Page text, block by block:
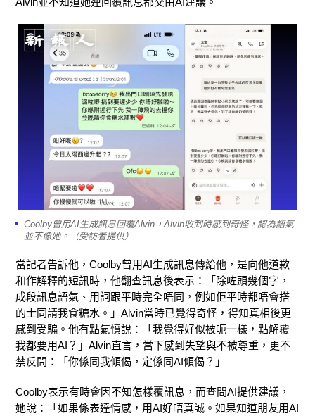
Coolby曾用AI生成訊息回覆Alvin，Alvin收到時感到奇怪，認為語氣
並不像她。（受訪者提供）
當記者告訴他，Coolby曾用AI生成訊息傳給他，是向他道歉
和作解釋的短訊時，他翻查訊息後表示：「除咗頭幾個字，
成段訊息語氣、用詞跟平時完全唔同，例如佢平時都唔會搭
的士同請我食糖水。」Alvin當時已覺得奇怪，得知真相後更
感到受騙。他有點氣憤說：「我覺得好似被呃一樣，點解覆
我都要用AI？」Alvin直言，當下感到失望與不被尊重，更不
禁反問：「你係同我傾偈，定係同AI傾偈？」
Coolby表示有時會因不知怎樣覆訊息，而查問AI提供建議，
她說：「如果係表達情感，用AI好唔真誠。如果知道朋友用AI